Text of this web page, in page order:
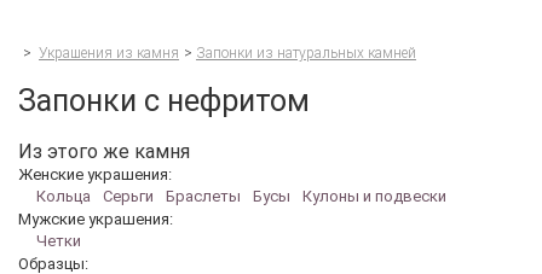
> Украшения из камня > Запонки из натуральных камней
Запонки с нефритом
Из этого же камня
Женские украшения:
Кольца
Серьги Браслеты Бусы
Кулоны и подвески
Мужские украшения:
Четки
Образцы: